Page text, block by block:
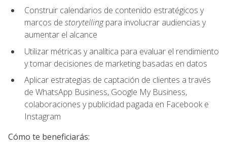
Construir calendarios de contenido estratégicos y
marcos de storytellingpara involucrar audiencias y
aumentar el alcance
Utilizar métricas y analítica para evaluar el rendimiento
y tomar decisiones de marketing basadas en datos
Aplicar estrategias de captación de clientes a través
de WhatsApp Business, Google My Business,
colaboraciones y publicidad pagada en Facebook e
Instagram
Cómo te beneficiarás: